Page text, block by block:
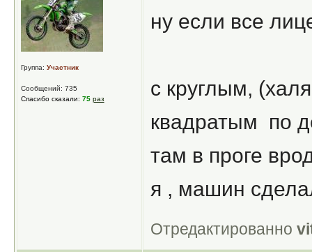
Группа: Участник
Сообщений: 735
Спасибо сказали: 75 раз
ну если все
с круглым,
квадратым по
там в проге
я , машин
Отредактированно